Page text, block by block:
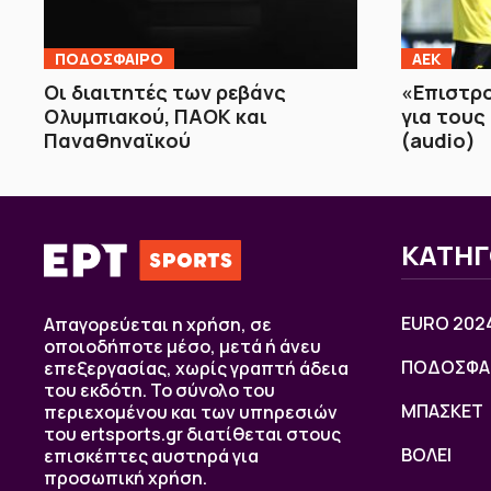
ΠΟΔΟΣΦΑΙΡΟ
Οι διαιτητές των ρεβάνς
Ολυμπιακού, ΠΑΟΚ και
Παναθηναϊκού
ΑΕΚ
για τους
(audio)
Απαγορεύεται η χρήση, σε
οποιοδήποτε μέσο, μετά ή άνευ
επεξεργασίας, χωρίς γραπτή άδεια
του εκδότη. Το σύνολο του
περιεχομένου και των υπηρεσιών
του ertsports.gr διατίθεται στους
επισκέπτες αυστηρά για
προσωπική χρήση.
EURO
ΜΠΑΣΚΕΤ
ΒOΛΕΙ